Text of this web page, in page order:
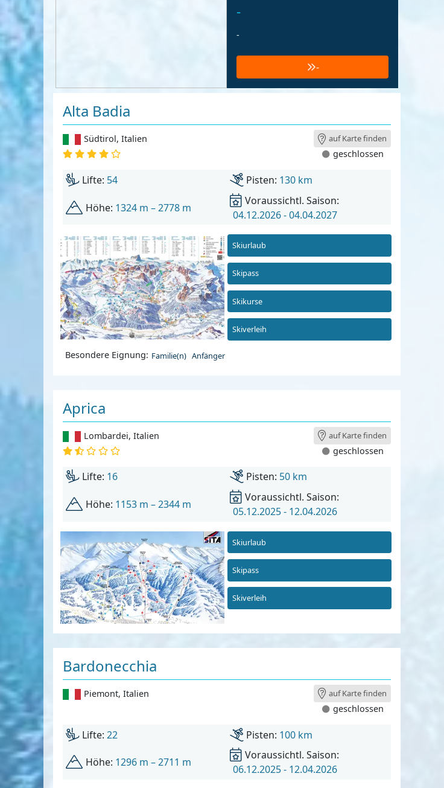
-
-
-
Alta Badia
Südtirol, Italien auf Karte finden
geschlossen
Lifte: 54 Pisten: 130 km
Höhe: 1324 m – 2778 m
Voraussichtl. Saison:
04.12.2026 - 04.04.2027
Skiurlaub
Skipass
Skikurse
Skiverleih
Besondere Eignung: Familie(n) Anfänger
Aprica
Lombardei, Italien auf Karte finden
geschlossen
Lifte: 16 Pisten: 50 km
Höhe: 1153 m – 2344 m
Voraussichtl. Saison:
05.12.2025 - 12.04.2026
Skiurlaub
Skipass
Skiverleih
Bardonecchia
Piemont, Italien auf Karte finden
geschlossen
Lifte: 22 Pisten: 100 km
Höhe: 1296 m – 2711 m
Voraussichtl. Saison:
06.12.2025 - 12.04.2026